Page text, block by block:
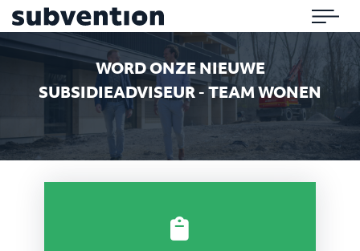
Subvention Menu
WORD ONZE NIEUWE
SUBSIDIEADVISEUR - TEAM WONEN